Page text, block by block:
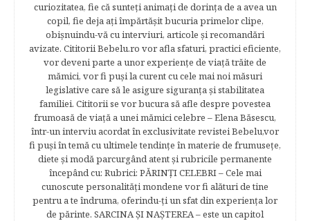
curiozitatea, fie că sunteţi animaţi de dorinţa de a avea un
copil, fie deja aţi împărtăşit bucuria primelor clipe,
obişnuindu-vă cu interviuri, articole şi recomandări
avizate. Cititorii Bebelu.ro vor afla sfaturi, practici eficiente,
vor deveni parte a unor experienţe de viaţă trăite de
mămici, vor fi puşi la curent cu cele mai noi măsuri
legislative care să le asigure siguranţa şi stabilitatea
familiei. Cititorii se vor bucura să afle despre povestea
frumoasă de viață a unei mămici celebre – Elena Băsescu,
într-un interviu acordat în exclusivitate revistei Bebelu,vor
fi puşi în temă cu ultimele tendinţe în materie de frumuseţe,
diete şi modă parcurgând atent şi rubricile permanente
începând cu: Rubrici: PĂRINŢI CELEBRI – Cele mai
cunoscute personalităţi mondene vor fi alături de tine
pentru a te îndruma, oferindu-ţi un sfat din experienţa lor
de părinte. SARCINA ŞI NAŞTEREA – este un capitol